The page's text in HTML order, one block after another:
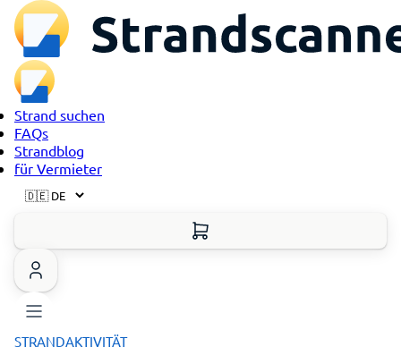
Strand suchen
FAQs
Strandblog
für Vermieter
STRANDAKTIVITÄT